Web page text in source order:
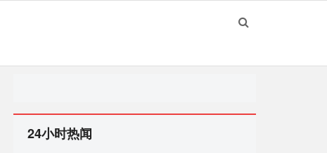
24小时热闻